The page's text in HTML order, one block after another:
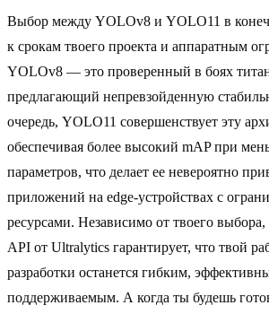
Выбор между YOLOv8 и YOLO11 в
к срокам твоего проекта и аппаратным
YOLOv8 — это проверенный в боях
предлагающий непревзойденную
очередь, YOLO11 совершенствует эту
обеспечивая более высокий mAP при
параметров, что делает ее невероятно
приложений на edge-устройствах с
ресурсами. Независимо от твоего
API от Ultralytics гарантирует, что твой
разработки останется гибким,
поддерживаемым. А когда ты будешь